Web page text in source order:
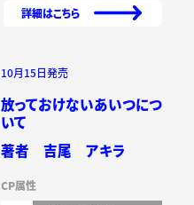
詳細はこちら
10月15日発売
放っておけないあいつにつ
いて
著者 吉尾 アキラ
CP属性